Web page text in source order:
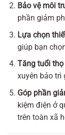
Bảo vệ môi
phần giảm
Lựa chọn
giúp bạn
Tăng tuổi
xuyên bảo trì
Góp phần
kiệm điện ở
trên toàn xã